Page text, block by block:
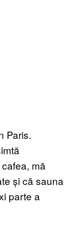
Paris.
mă
și că sauna
parte a